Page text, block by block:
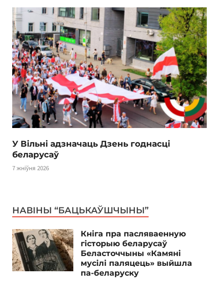
У Вільні адзначаць Дзень годнасці
беларусаў
7 жніўня 2026
НАВІНЫ “БАЦЬКАЎШЧЫНЫ”
Кніга пра пасляваенную
гісторыю беларусаў
Беласточчыны «Камяні
мусілі паляцець» выйшла
па-беларуску